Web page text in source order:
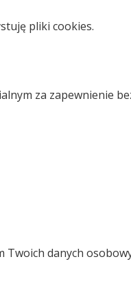
pliki cookies.
za zapewnienie
danych